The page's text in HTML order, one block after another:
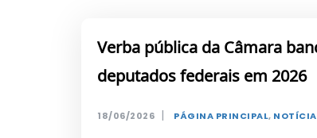
Verba pública da Câmara
deputados federais em 2026
18/06/2026 | PÁGINA PRINCIPAL,